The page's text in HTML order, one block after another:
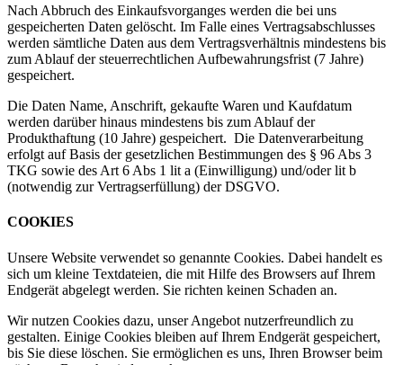
Nach Abbruch des Einkaufsvorganges werden die bei uns
gespeicherten Daten gelöscht. Im Falle eines Vertragsabschlusses
werden sämtliche Daten aus dem Vertragsverhältnis mindestens bis
zum Ablauf der steuerrechtlichen Aufbewahrungsfrist (7 Jahre)
gespeichert.
Die Daten Name, Anschrift, gekaufte Waren und Kaufdatum
werden darüber hinaus mindestens bis zum Ablauf der
Produkthaftung (10 Jahre) gespeichert. Die Datenverarbeitung
erfolgt auf Basis der gesetzlichen Bestimmungen des § 96 Abs 3
TKG sowie des Art 6 Abs 1 lit a (Einwilligung) und/oder lit b
(notwendig zur Vertragserfüllung) der DSGVO.
COOKIES
Unsere Website verwendet so genannte Cookies. Dabei handelt es
sich um kleine Textdateien, die mit Hilfe des Browsers auf Ihrem
Endgerät abgelegt werden. Sie richten keinen Schaden an.
Wir nutzen Cookies dazu, unser Angebot nutzerfreundlich zu
gestalten. Einige Cookies bleiben auf Ihrem Endgerät gespeichert,
bis Sie diese löschen. Sie ermöglichen es uns, Ihren Browser beim